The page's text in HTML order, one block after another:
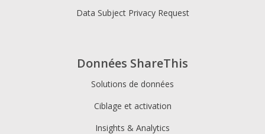
Données ShareThis
Solutions de données
Ciblage et activation
Insights & Analytics
Data Subject Privacy Request